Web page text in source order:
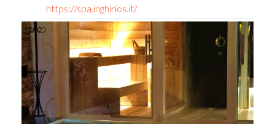
https://spa.inghirios.it/